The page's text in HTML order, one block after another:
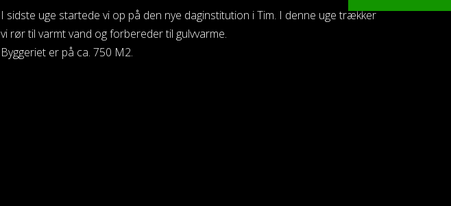
I sidste uge startede vi op på den nye daginstitution i Tim. I denne uge trækker
vi rør til varmt vand og forbereder til gulvvarme.
Byggeriet er på ca. 750 M2.